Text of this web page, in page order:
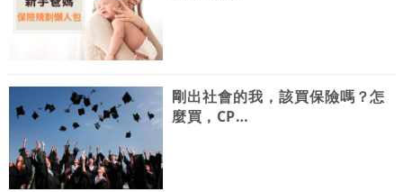
剛出社會的我，該買保險嗎？怎
麼買，CP…